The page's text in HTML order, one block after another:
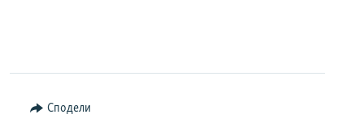
Сподели